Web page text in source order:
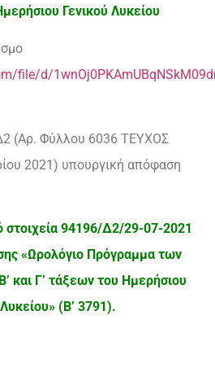
Γενικού Λυκείου
file/d/
(Αρ. Φύλλου 6036 ΤΕΥΧΟΣ
2021) υπουργική απόφαση
στοιχεία 94196/Δ2/29-07-2021
«Ωρολόγιο Πρόγραμμα των
και Γ’ τάξεων του Ημερήσιου
(Β’ 3791).